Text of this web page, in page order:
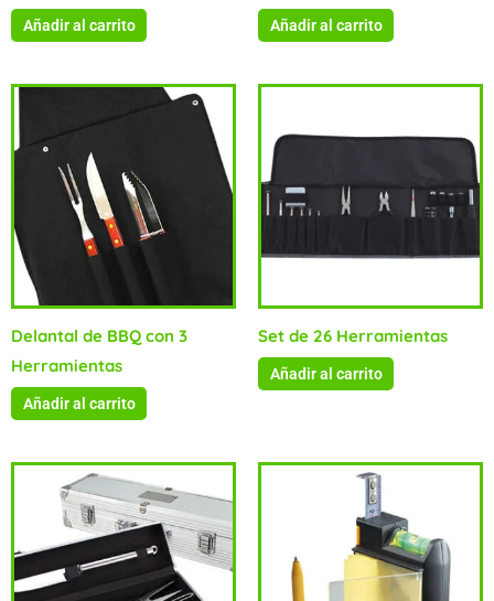
Añadir al carrito Añadir al carrito
Delantal de BBQ con 3
Herramientas
Añadir al carrito
Set de 26 Herramientas
Añadir al carrito